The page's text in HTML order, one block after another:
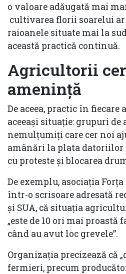
o valoare adăugată mai
cultivarea florii soarelui
raioanele situate mai la
această practică continuă.
Agricultorii
ameninţă
De aceea, practic în
aceeaşi situație: grupuri
nemulţumiţi care cer noi
amânări la plata datoriilor
cu proteste şi blocarea
De exemplu, asociaţia
într-o scrisoare adresată
şi SUA, că situația
„este de 10 ori mai proastă
când au avut loc grevele”.
Organizaţia precizează că
fermieri, precum